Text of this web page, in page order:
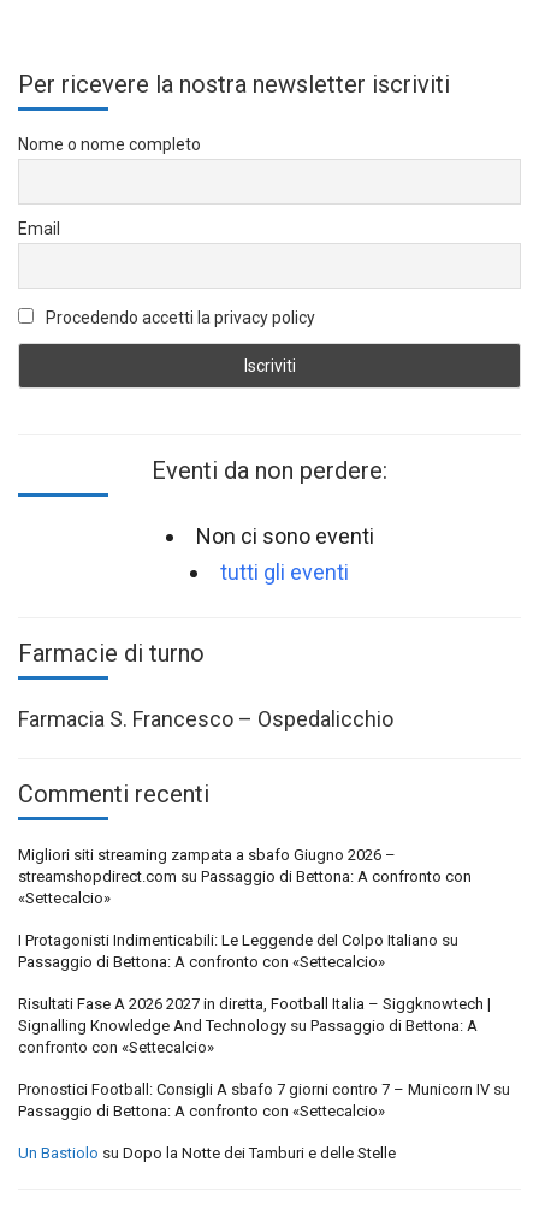
Per ricevere la nostra newsletter iscriviti
Nome o nome completo
Email
Procedendo accetti la privacy policy
Eventi da non perdere:
Non ci sono eventi
tutti gli eventi
Farmacie di turno
Farmacia S. Francesco – Ospedalicchio
Commenti recenti
Migliori siti streaming zampata a sbafo Giugno 2026 –
streamshopdirect.com su Passaggio di Bettona: A confronto con
«Settecalcio»
I Protagonisti Indimenticabili: Le Leggende del Colpo Italiano su
Passaggio di Bettona: A confronto con «Settecalcio»
Risultati Fase A 2026 2027 in diretta, Football Italia – Siggknowtech |
Signalling Knowledge And Technology su Passaggio di Bettona: A
confronto con «Settecalcio»
Pronostici Football: Consigli A sbafo 7 giorni contro 7 – Municorn IV su
Passaggio di Bettona: A confronto con «Settecalcio»
Un Bastiolo su Dopo la Notte dei Tamburi e delle Stelle